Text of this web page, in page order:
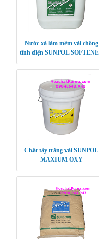
Nước xả làm mềm vải chống
tĩnh điện SUNPOL
Chất tẩy trắng vải SUNPOL
MAXIUM OXY